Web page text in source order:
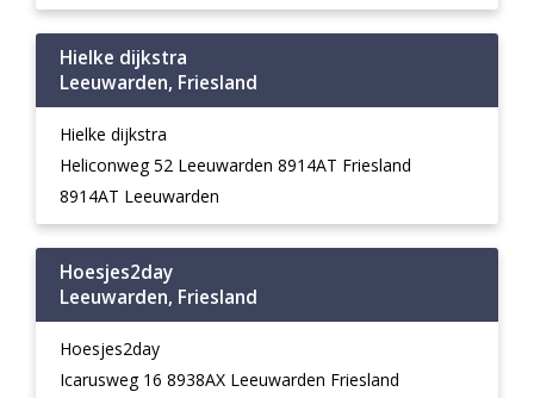
Hielke dijkstra
Leeuwarden, Friesland
Hielke dijkstra
Heliconweg 52 Leeuwarden 8914AT Friesland
8914AT Leeuwarden
Hoesjes2day
Leeuwarden, Friesland
Hoesjes2day
Icarusweg 16 8938AX Leeuwarden Friesland